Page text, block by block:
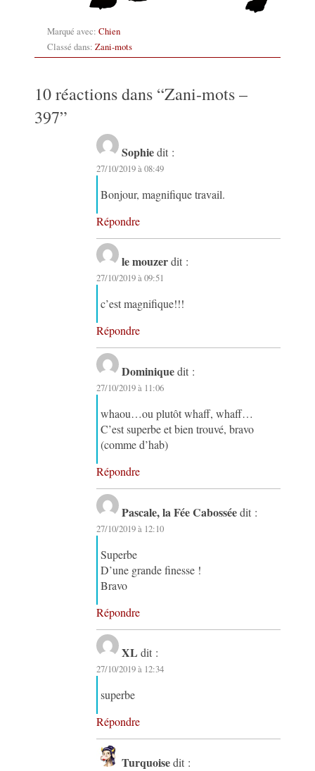
Marqué avec: Chien
Classé dans: Zani-mots
10 réactions dans “Zani-mots –
397”
Sophie dit :
27/10/2019 à 08:49
Bonjour, magnifique travail.
Répondre
le mouzer dit :
27/10/2019 à 09:51
c’est magnifique!!!
Répondre
Dominique dit :
27/10/2019 à 11:06
whaou…ou plutôt whaff, whaff…
C’est superbe et bien trouvé, bravo
(comme d’hab)
Répondre
Pascale, la Fée Cabossée dit :
27/10/2019 à 12:10
Superbe
D’une grande finesse !
Bravo
Répondre
XL dit :
27/10/2019 à 12:34
superbe
Répondre
Turquoise dit :